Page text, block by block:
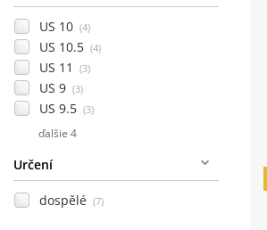
US 10 (4)
US 10.5 (4)
US 11 (3)
US 9 (3)
US 9.5 (3)
ďalšie 4
Určení
dospělé (7)